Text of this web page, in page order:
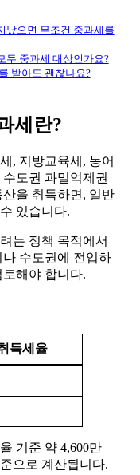
났으면 무조건 중과세를
두 중과세 대상인가요?
받아도 괜찮나요?
세란?
, 지방교육세, 농어
도권 과밀억제권
을 취득하면, 일반
있습니다.
는 정책 목적에서
수도권에 전입하
해야 합니다.
득세율
기준 약 4,600만
으로 계산됩니다.